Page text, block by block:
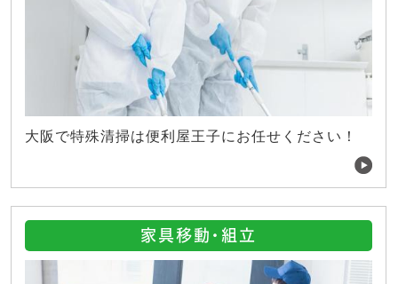
大阪で特殊清掃は便利屋王子にお任せください！
家具移動・組立